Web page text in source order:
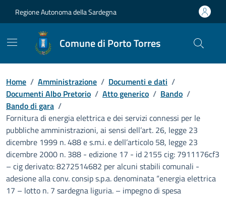
Regione Autonoma della Sardegna
Comune di Porto Torres
Home / Amministrazione / Documenti e dati /
Documenti Albo Pretorio / Atto generico / Bando /
Bando di gara /
Fornitura di energia elettrica e dei servizi connessi per le
pubbliche amministrazioni, ai sensi dell’art. 26, legge 23
dicembre 1999 n. 488 e s.m.i. e dell’articolo 58, legge 23
dicembre 2000 n. 388 - edizione 17 - id 2155 cig: 7911176cf3
– cig derivato: 8272514682 per alcuni stabili comunali -
adesione alla conv. consip s.p.a. denominata “energia elettrica
17 – lotto n. 7 sardegna liguria. – impegno di spesa